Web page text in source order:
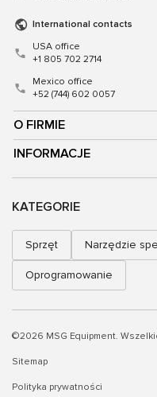
O FIRMIE
INFORMACJE
International contacts
USA office
+1 805 702 2714
Mexico office
+52 (744) 602 0057
KATEGORIE
Sprzęt Narzędzie
Oprogramowanie
©2026 MSG Equipment.
Sitemap
Polityka prywatności